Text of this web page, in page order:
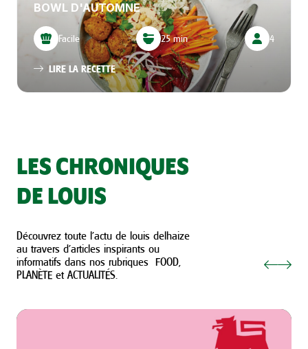
BOWL D'AUTOMNE
Facile 25 min 4
LIRE LA RECETTE
LES CHRONIQUES
DE LOUIS
Découvrez toute l’actu de louis delhaize
au travers d’articles inspirants ou
informatifs dans nos rubriques FOOD,
PLANÈTE et ACTUALITÉS.